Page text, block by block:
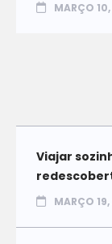
MARÇO
Viajar
MARÇO